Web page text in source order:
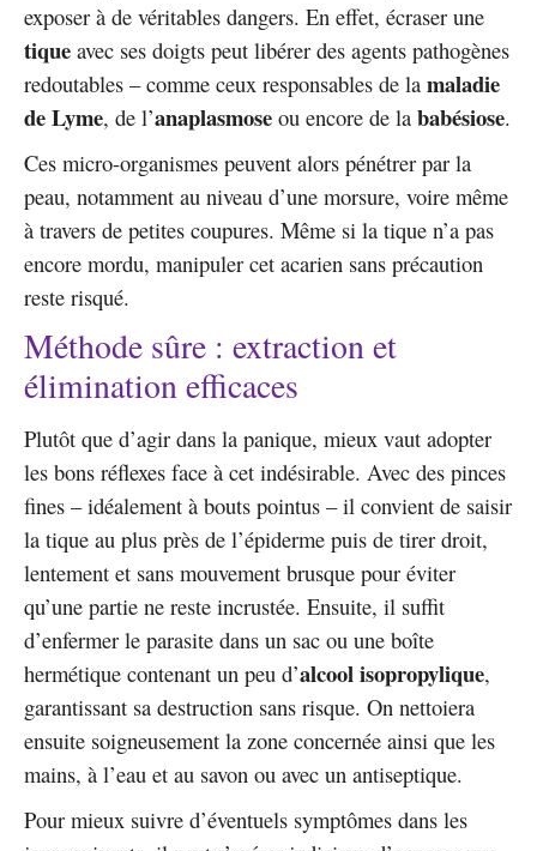
exposer à de véritables dangers. En effet, écraser une
tique avec ses doigts peut libérer des agents pathogènes
redoutables – comme ceux responsables de la maladie
de Lyme, de l’anaplasmose ou encore de la babésiose.
Ces micro-organismes peuvent alors pénétrer par la
peau, notamment au niveau d’une morsure, voire même
à travers de petites coupures. Même si la tique n’a pas
encore mordu, manipuler cet acarien sans précaution
reste risqué.
Méthode sûre : extraction et
élimination efficaces
Plutôt que d’agir dans la panique, mieux vaut adopter
les bons réflexes face à cet indésirable. Avec des pinces
fines – idéalement à bouts pointus – il convient de saisir
la tique au plus près de l’épiderme puis de tirer droit,
lentement et sans mouvement brusque pour éviter
qu’une partie ne reste incrustée. Ensuite, il suffit
d’enfermer le parasite dans un sac ou une boîte
hermétique contenant un peu d’alcool isopropylique,
garantissant sa destruction sans risque. On nettoiera
ensuite soigneusement la zone concernée ainsi que les
mains, à l’eau et au savon ou avec un antiseptique.
Pour mieux suivre d’éventuels symptômes dans les